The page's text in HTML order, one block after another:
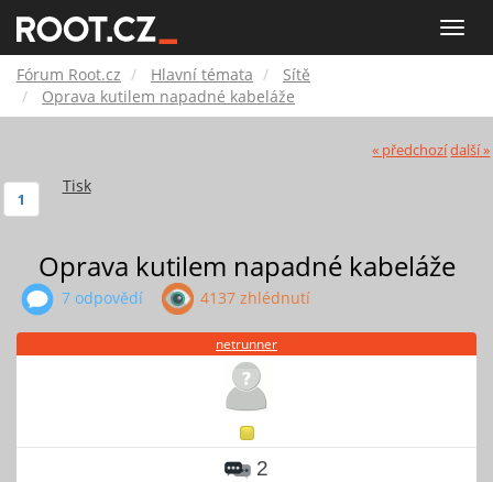
Toggle
Root.cz
Fórum Root.cz Hlavní témata
Sítě
Oprava kutilem napadné kabeláže
« předchozídalší »
Tisk
1
Oprava kutilem napadné kabeláže
7 odpovědí 4137 zhlédnutí
netrunner
2